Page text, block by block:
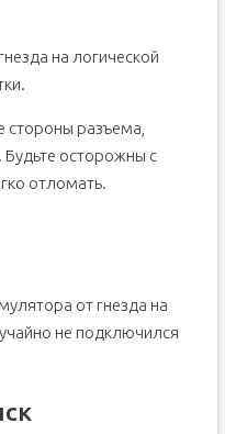
на логической
стороны разъема,
Будьте осторожны с
отломать.
от гнезда на
не подключился